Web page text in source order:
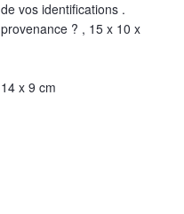
vos identifications .
? , 15 x 10 x
x 9 cm